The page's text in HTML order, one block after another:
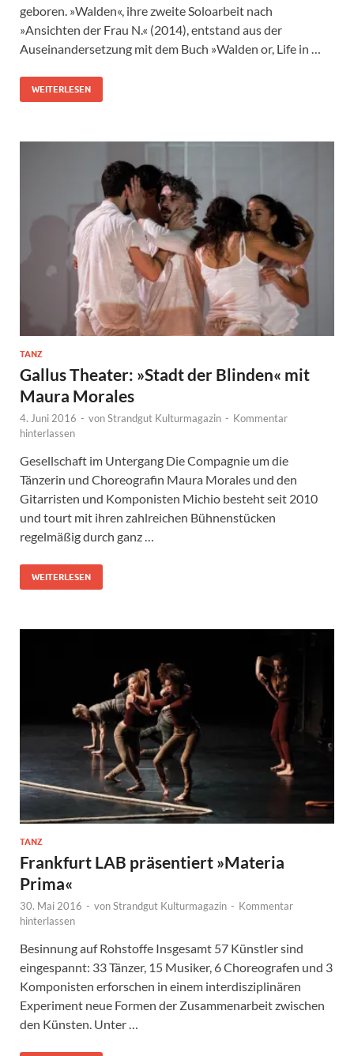
geboren. »Walden«, ihre zweite Soloarbeit nach
»Ansichten der Frau N.« (2014), entstand aus der
Auseinandersetzung mit dem Buch »Walden or, Life in …
WEITERLESEN
TANZ
Gallus Theater: »Stadt der Blinden« mit
Maura Morales
4. Juni 2016 - vonStrandgut Kulturmagazin - Kommentar
hinterlassen
Gesellschaft im Untergang Die Compagnie um die
Tänzerin und Choreografin Maura Morales und den
Gitarristen und Komponisten Michio besteht seit 2010
und tourt mit ihren zahlreichen Bühnenstücken
regelmäßig durch ganz …
WEITERLESEN
TANZ
Frankfurt LAB präsentiert »Materia
Prima«
30. Mai 2016 - vonStrandgut Kulturmagazin - Kommentar
hinterlassen
Besinnung auf Rohstoffe Insgesamt 57 Künstler sind
eingespannt: 33 Tänzer, 15 Musiker, 6 Choreografen und 3
Komponisten erforschen in einem interdisziplinären
Experiment neue Formen der Zusammenarbeit zwischen
den Künsten. Unter …